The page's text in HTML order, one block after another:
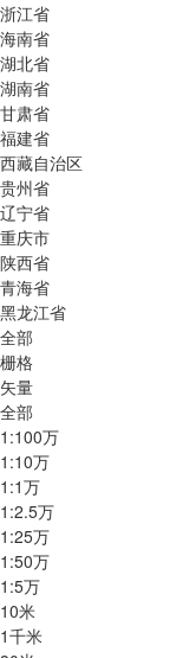
浙江省
海南省
湖北省
湖南省
甘肃省
福建省
西藏自治区
贵州省
辽宁省
重庆市
陕西省
青海省
黑龙江省
全部
栅格
矢量
全部
1:100万
1:10万
1:1万
1:2.5万
1:25万
1:50万
1:5万
10米
1千米